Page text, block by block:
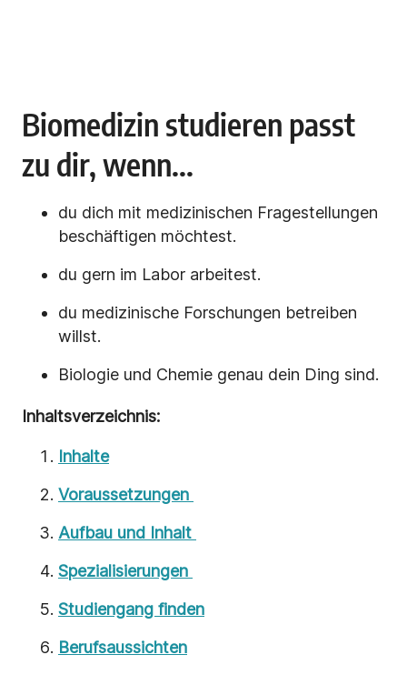
Biomedizin studieren passt
zu dir, wenn...
du dich mit medizinischen Fragestellungen
beschäftigen möchtest.
du gern im Labor arbeitest.
du medizinische Forschungen betreiben
willst.
Biologie und Chemie genau dein Ding sind.
Inhaltsverzeichnis:
Inhalte
Voraussetzungen
Aufbau und Inhalt
Spezialisierungen
Studiengang finden
Berufsaussichten